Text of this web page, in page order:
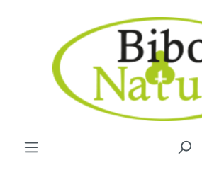
Zum Hauptinhalt springen